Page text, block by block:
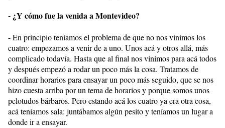
- ¿Y cómo fue la venida a Montevideo?
- En principio teníamos el problema de que no nos vinimos los
cuatro: empezamos a venir de a uno. Unos acá y otros allá, más
complicado todavía. Hasta que al final nos vinimos para acá todos
y después empezó a rodar un poco más la cosa. Tratamos de
coordinar horarios para ensayar un poco más seguido, que se nos
hizo cuesta arriba por un tema de horarios y porque somos unos
pelotudos bárbaros. Pero estando acá los cuatro ya era otra cosa,
acá teníamos sala: juntábamos algún pesito y teníamos un lugar a
donde ir a ensayar.